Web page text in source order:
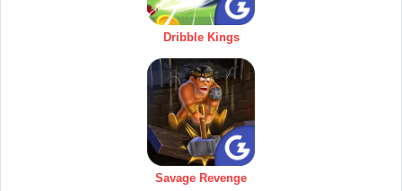
Dribble Kings
Savage Revenge